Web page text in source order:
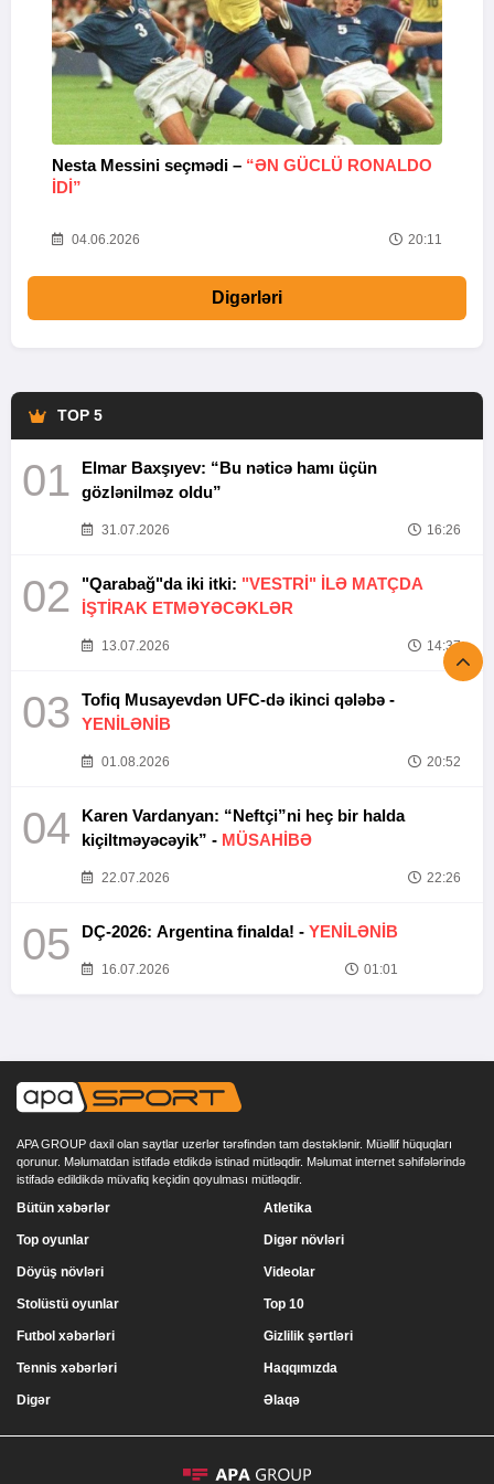
Nesta Messini seçmədi – “ƏN GÜCLÜ RONALDO
IDI”
04.06.2026 20:11
Digərləri
TOP 5
01
Elmar Baxşıyev: “Bu nəticə hamı üçün
gözlənilməz oldu”
31.07.2026 16:26
02 "Qarabağ"da iki itki: "VESTRİ" İLƏ MATÇDA
İŞTİRAK ETMƏYƏCƏKLƏR
13.07.2026 14:37
03
Tofiq Musayevdən UFC-də ikinci qələbə -
YENİLƏNİB
01.08.2026 20:52
04
Karen Vardanyan: “Neftçi”ni heç bir halda
kiçiltməyəcəyik” - MÜSAHİBƏ
22.07.2026 22:26
05 DÇ-2026: Argentina finalda! - YENİLƏNİB
16.07.2026 01:01
APA GROUP daxil olan saytlar uzerlər tərəfindən tam dəstəklənir. Müəllif hüquqları
qorunur. Məlumatdan istifadə etdikdə istinad mütləqdir. Məlumat internet səhifələrində
istifadə edildikdə müvafiq keçidin qoyulması mütləqdir.
Bütün xəbərlər
Top oyunlar
Döyüş növləri
Stolüstü oyunlar
Atletika
Digər növləri
Videolar
Top 10
Futbol xəbərləri
Tennis xəbərləri
Digər
Gizlilik şərtləri
Haqqımızda
Əlaqə